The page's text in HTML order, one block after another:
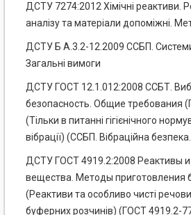
ДСТУ 7274:2012 Хімічні реактиви.
аналізу та матеріали допоміжні.
ДСТУ Б А.3.2-12.2009 ССБП. Системи
Загальні вимоги
ДСТУ ГОСТ 12.1.012:2008 ССБТ.
безопасность. Общие требования
(Тільки в питанні гігієнічного
вібрації) (ССБП. Вібраційна
ДСТУ ГОСТ 4919.2:2008 Реактивы и
вещества. Методы приготовления
(Реактиви та особливо чисті
буферних розчинів) (ГОСТ 4919.2-